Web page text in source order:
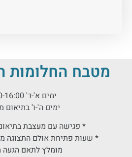
מטבח החלומות
ימים א'-ד' 9:00-16:00
ימים ה'-ו'
* פגישה עם מעצבת
* שעות פתיחת אולם התצוגה
מומלץ לתאם